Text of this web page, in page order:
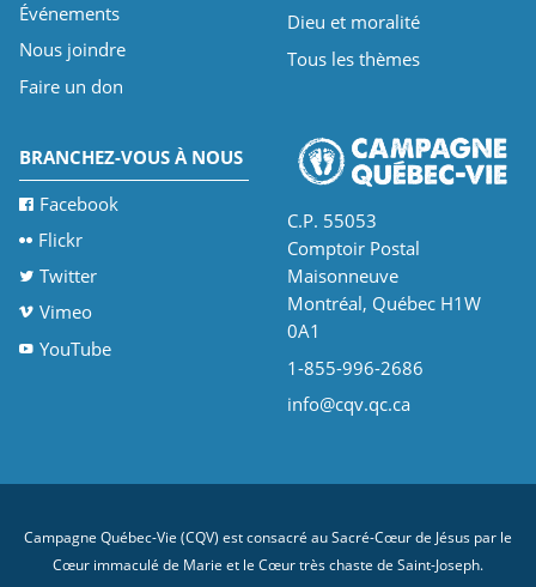
Événements
Nous joindre
Faire un don
Dieu et moralité
Tous les thèmes
BRANCHEZ-VOUS À NOUS
Facebook
Flickr
Twitter
Vimeo
YouTube
C.P. 55053
Comptoir Postal
Maisonneuve
Montréal, Québec H1W
0A1
1-855-996-2686
info@cqv.qc.ca
Campagne Québec-Vie (CQV) est consacré au Sacré-Cœur de Jésus par le
Cœur immaculé de Marie et le Cœur très chaste de Saint-Joseph.